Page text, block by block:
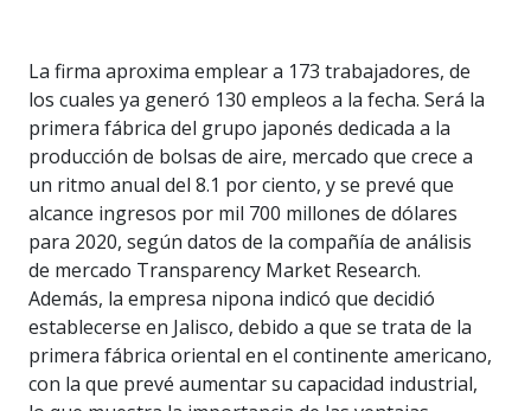
La firma aproxima emplear a 173 trabajadores, de
los cuales ya generó 130 empleos a la fecha. Será la
primera fábrica del grupo japonés dedicada a la
producción de bolsas de aire, mercado que crece a
un ritmo anual del 8.1 por ciento, y se prevé que
alcance ingresos por mil 700 millones de dólares
para 2020, según datos de la compañía de análisis
de mercado Transparency Market Research.
Además, la empresa nipona indicó que decidió
establecerse en Jalisco, debido a que se trata de la
primera fábrica oriental en el continente americano,
con la que prevé aumentar su capacidad industrial,